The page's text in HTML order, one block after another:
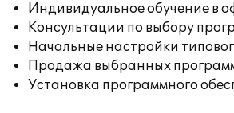
Индивидуальное обучение в
Консультации по выбору
Начальные настройки
Продажа выбранных
Установка программного